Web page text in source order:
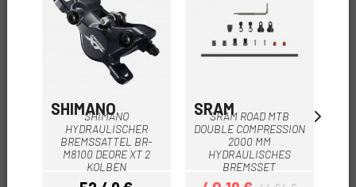
SHIMANO
SHIMANO
HYDRAULISCHER
BREMSSATTEL BR-
M8100 DEORE XT 2
KOLBEN
SRAM
SRAM ROAD MTB
DOUBLE COMPRESSION
2000 MM
HYDRAULISCHES
BREMSSET